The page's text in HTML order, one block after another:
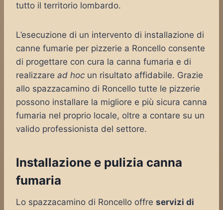
tutto il territorio lombardo.
L’esecuzione di un intervento di installazione di
canne fumarie per pizzerie a Roncello consente
di progettare con cura la canna fumaria e di
realizzare ad hoc un risultato affidabile. Grazie
allo spazzacamino di Roncello tutte le pizzerie
possono installare la migliore e più sicura canna
fumaria nel proprio locale, oltre a contare su un
valido professionista del settore.
Installazione e pulizia canna
fumaria
Lo spazzacamino di Roncello offre servizi di